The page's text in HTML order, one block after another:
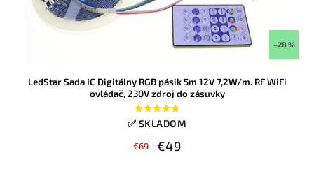
–28 %
LedStar Sada IC Digitálny RGB pásik 5m 12V 7,2W/m. RF WiFi
ovládač, 230V zdroj do zásuvky
✅ SKLADOM
€69 €49